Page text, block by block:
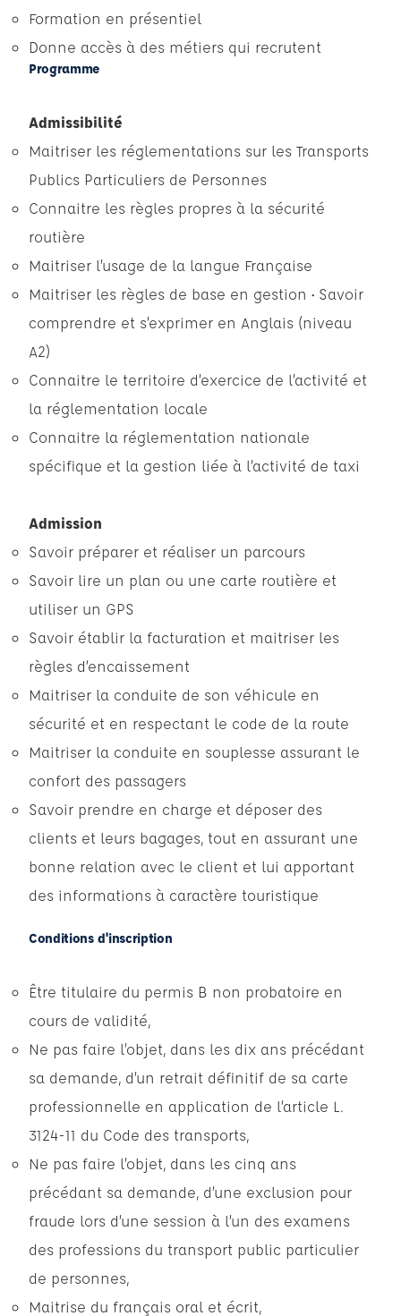
Formation en présentiel
Donne accès à des métiers qui recrutent
Programme
Admissibilité
Maitriser les réglementations sur les Transports
Publics Particuliers de Personnes
Connaitre les règles propres à la sécurité
routière
Maitriser l’usage de la langue Française
Maitriser les règles de base en gestion • Savoir
comprendre et s’exprimer en Anglais (niveau
A2)
Connaitre le territoire d’exercice de l’activité et
la réglementation locale
Connaitre la réglementation nationale
spécifique et la gestion liée à l’activité de taxi
Admission
Savoir préparer et réaliser un parcours
Savoir lire un plan ou une carte routière et
utiliser un GPS
Savoir établir la facturation et maitriser les
règles d’encaissement
Maitriser la conduite de son véhicule en
sécurité et en respectant le code de la route
Maitriser la conduite en souplesse assurant le
confort des passagers
Savoir prendre en charge et déposer des
clients et leurs bagages, tout en assurant une
bonne relation avec le client et lui apportant
des informations à caractère touristique
Conditions d'inscription
Être titulaire du permis B non probatoire en
cours de validité,
Ne pas faire l’objet, dans les dix ans précédant
sa demande, d’un retrait définitif de sa carte
professionnelle en application de l’article L.
3124-11 du Code des transports,
Ne pas faire l’objet, dans les cinq ans
précédant sa demande, d’une exclusion pour
fraude lors d’une session à l’un des examens
des professions du transport public particulier
de personnes,
Maitrise du français oral et écrit,